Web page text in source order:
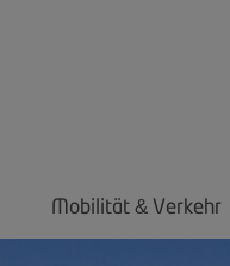
Mobilität & Verkehr